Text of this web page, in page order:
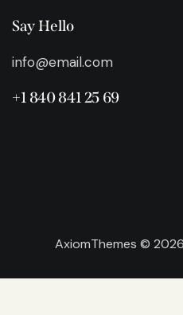
Say Hello
info@email.com
+1 840 841 25 69
AxiomThemes ©